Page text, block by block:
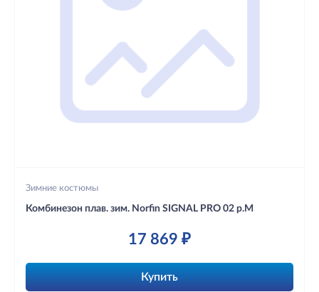
Зимние костюмы
Комбинезон плав. зим. Norfin SIGNAL PRO 02 р.M
17 869 ₽
Купить